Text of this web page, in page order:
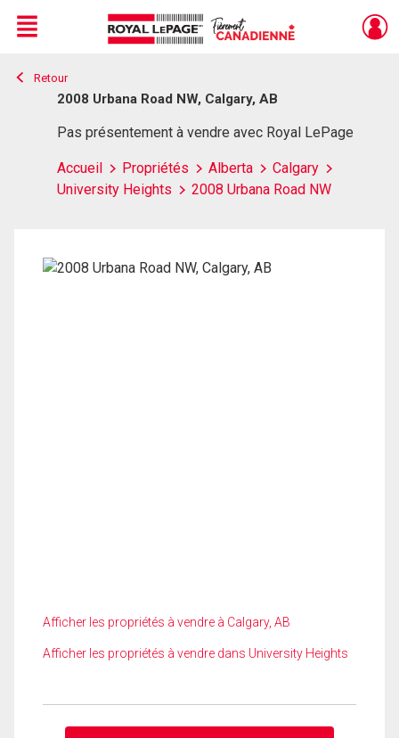
Live
En Direct
Menu
Retour
2008 Urbana Road NW, Calgary, AB
Pas présentement à vendre avec Royal LePage
Accueil Propriétés Alberta
Calgary
University Heights
2008 Urbana Road NW
Afficher les propriétés à vendre à Calgary, AB
Afficher les propriétés à vendre dans University Heights